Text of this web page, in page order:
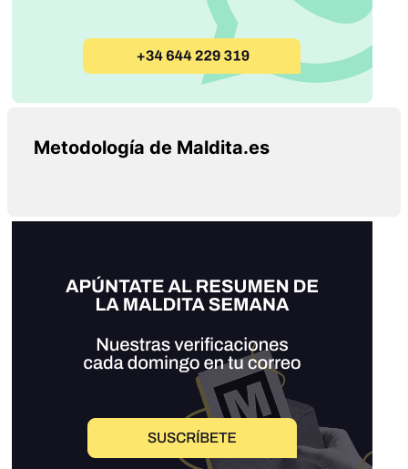
Metodología de Maldita.es